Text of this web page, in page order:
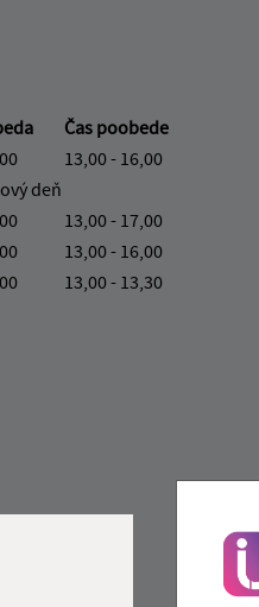
Čas poobede
13,00 - 16,00
deň
13,00 - 17,00
13,00 - 16,00
13,00 - 13,30